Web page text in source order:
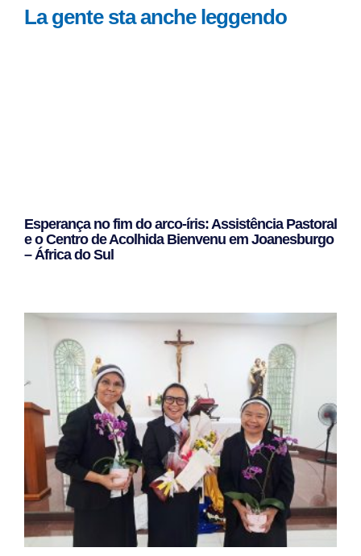
La gente sta anche leggendo
Esperança no fim do arco-íris: Assistência Pastoral
e o Centro de Acolhida Bienvenu em Joanesburgo
– África do Sul